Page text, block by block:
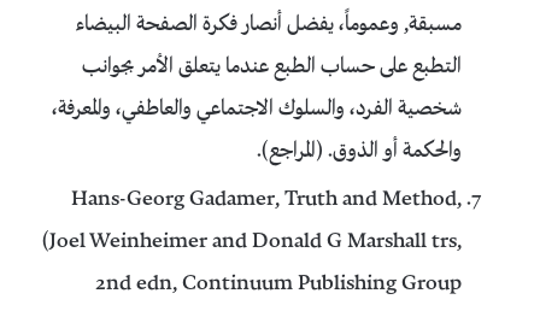
مسبقة, وعموماً، يفضل أنصار فكرة الصفحة البيضاء
التطبع على حساب الطبع عندما يتعلق الأمر بجوانب
شخصية الفرد، والسلوك الاجتماعي والعاطفي، والمعرفة،
والحكمة أو الذوق. (المراجع).
Hans-Georg Gadamer, Truth and Method,
(Joel Weinheimer and Donald G Marshall trs,
2nd edn, Continuum Publishing Group